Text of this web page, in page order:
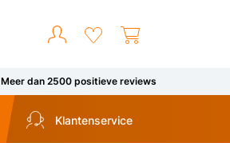
Meer dan 2500 positieve reviews
Klantenservice